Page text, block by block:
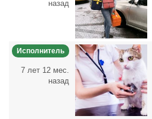
назад
Исполнитель
7 лет 12 мес.
назад